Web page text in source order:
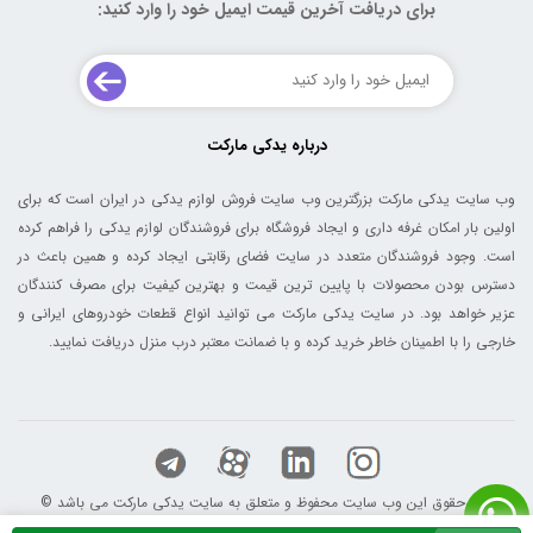
برای دریافت آخرین قیمت ایمیل خود را وارد کنید:
درباره یدکی مارکت
وب سایت یدکی مارکت بزرگترین وب سایت فروش لوازم یدکی در ایران است که برای
اولین بار امکان غرفه داری و ایجاد فروشگاه برای فروشندگان لوازم یدکی را فراهم کرده
است. وجود فروشندگان متعدد در سایت فضای رقابتی ایجاد کرده و همین باعث در
دسترس بودن محصولات با پایین ترین قیمت و بهترین کیفیت برای مصرف کنندگان
عزیر خواهد بود. در سایت یدکی مارکت می توانید انواع قطعات خودروهای ایرانی و
خارجی را با اطمینان خاطر خرید کرده و با ضمانت معتبر درب منزل دریافت نمایید.
© کلیه حقوق این وب سایت محفوظ و متعلق به سایت یدکی مارکت می باشد